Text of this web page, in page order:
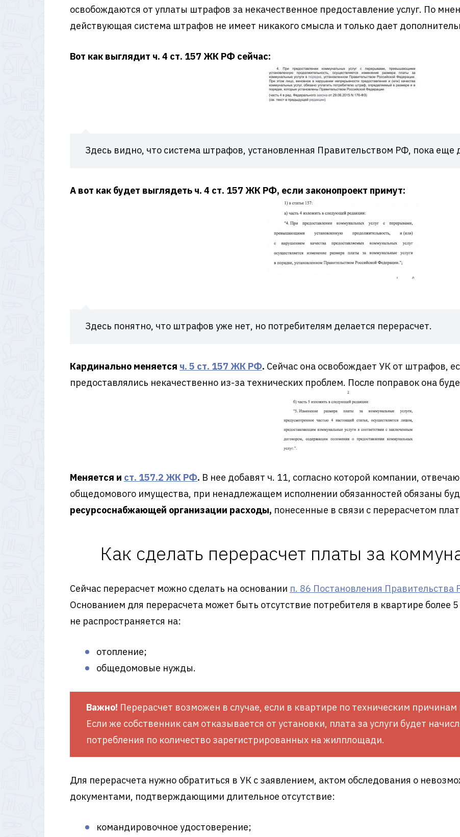
освобождаются от уплаты штрафов за некачественное предоставление услуг. По
действующая система штрафов не имеет никакого смысла и только дает
Вот как выглядит ч. 4 ст. 157 ЖК РФ сейчас:
Здесь видно, что система штрафов, установленная Правительством РФ, пока еще
А вот как будет выглядеть ч. 4 ст. 157 ЖК РФ, если законопроект примут:
Здесь понятно, что штрафов уже нет, но потребителям делается перерасчет.
Кардинально меняется ч. 5 ст. 157 ЖК РФ. Сейчас она освобождает УК от штрафов,
предоставлялись некачественно из-за технических проблем. После поправок она
Меняется и ст. 157.2 ЖК РФ. В нее добавят ч. 11, согласно которой компании,
общедомового имущества, при ненадлежащем исполнении обязанностей обязаны
ресурсоснабжающей организации расходы, понесенные в связи с перерасчетом
Как сделать перерасчет платы за
Сейчас перерасчет можно сделать на основании п. 86 Постановления
Основанием для перерасчета может быть отсутствие потребителя в квартире более
не распространяется на:
отопление;
общедомовые нужды.
Важно! Перерасчет возможен в случае, если в квартире по техническим причинам
Если же собственник сам отказывается от установки, плата за услуги будет
потребления по количество зарегистрированных на жилплощади.
Для перерасчета нужно обратиться в УК с заявлением, актом обследования о
документами, подтверждающими длительное отсутствие:
командировочное удостоверение;